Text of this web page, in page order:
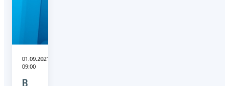
01.09.2021
09:00